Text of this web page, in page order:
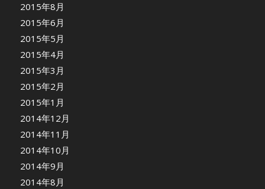
2015年8月
2015年6月
2015年5月
2015年4月
2015年3月
2015年2月
2015年1月
2014年12月
2014年11月
2014年10月
2014年9月
2014年8月